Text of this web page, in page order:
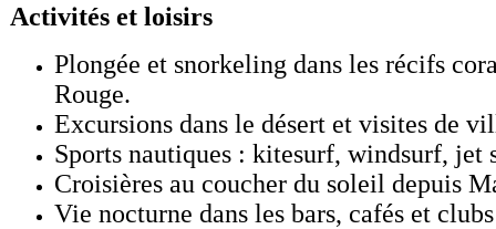
Activités et loisirs
Plongée et snorkeling dans les récifs
Rouge.
Excursions dans le désert et visites de
Sports nautiques : kitesurf, windsurf, jet
Croisières au coucher du soleil depuis
Vie nocturne dans les bars, cafés et